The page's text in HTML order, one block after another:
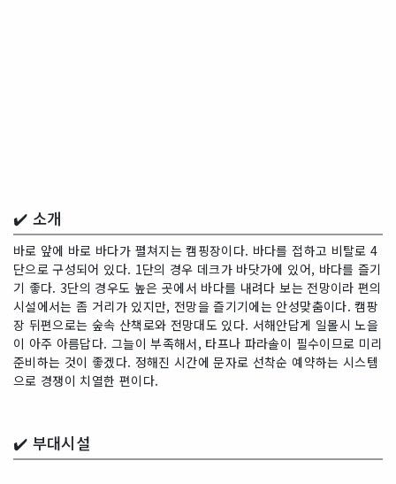
✔️ 소개
바로 앞에 바로 바다가 펼쳐지는 캠핑장이다. 바다를 접하고 비탈로 4
단으로 구성되어 있다. 1단의 경우 데크가 바닷가에 있어, 바다를 즐기
기 좋다. 3단의 경우도 높은 곳에서 바다를 내려다 보는 전망이라 편의
시설에서는 좀 거리가 있지만, 전망을 즐기기에는 안성맞춤이다. 캠팡
장 뒤편으로는 숲속 산책로와 전망대도 있다. 서해안답게 일몰시 노을
이 아주 아름답다. 그늘이 부족해서, 타프나 파라솔이 필수이므로 미리
준비하는 것이 좋겠다. 정해진 시간에 문자로 선착순 예약하는 시스템
으로 경쟁이 치열한 편이다.
✔️ 부대시설